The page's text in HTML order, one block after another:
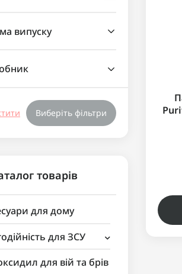
випуску
Виберіть фільтри
товарів
для дому
для ЗСУ
для вій та брів